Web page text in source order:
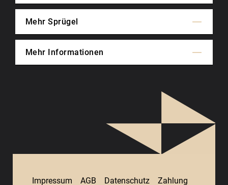
Mehr Sprügel
Mehr Informationen
Impressum AGB Datenschutz Zahlung